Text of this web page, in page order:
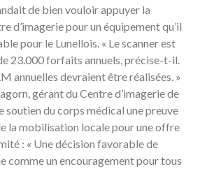
de bien vouloir appuyer la
d’imagerie pour un équipement qu’il
pour le Lunellois. « Le scanner est
23.000 forfaits annuels, précise-t-il.
annuelles devraient être réalisées. »
gérant du Centre d’imagerie de
soutien du corps médical une preuve
la mobilisation locale pour une offre
: « Une décision favorable de
comme un encouragement pour tous